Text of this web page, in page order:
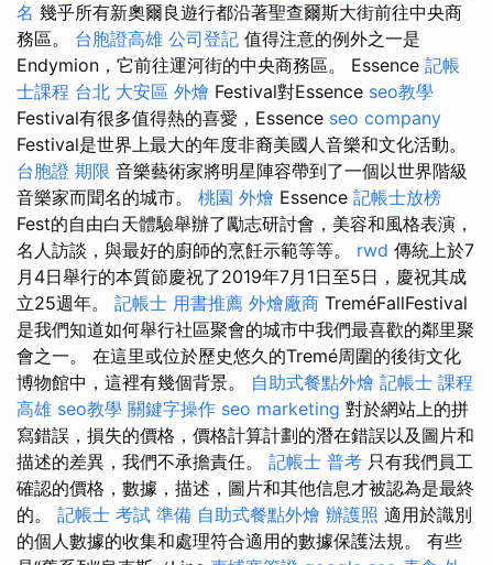
名 幾乎所有新奧爾良遊行都沿著聖查爾斯大街前往中央商
務區。 台胞證高雄 公司登記 值得注意的例外之一是
Endymion，它前往運河街的中央商務區。 Essence 記帳
士課程 台北 大安區 外燴 Festival對Essence seo教學
Festival有很多值得熱的喜愛，Essence seo company
Festival是世界上最大的年度非裔美國人音樂和文化活動。
台胞證 期限 音樂藝術家將明星陣容帶到了一個以世界階級
音樂家而聞名的城市。 桃園 外燴 Essence 記帳士放榜
Fest的自由白天體驗舉辦了勵志研討會，美容和風格表演，
名人訪談，與最好的廚師的烹飪示範等等。 rwd 傳統上於7
月4日舉行的本質節慶祝了2019年7月1日至5日，慶祝其成
立25週年。 記帳士 用書推薦 外燴廠商 TreméFallFestival
是我們知道如何舉行社區聚會的城市中我們最喜歡的鄰里聚
會之一。 在這里或位於歷史悠久的Tremé周圍的後街文化
博物館中，這裡有幾個背景。 自助式餐點外燴 記帳士 課程
高雄 seo教學 關鍵字操作 seo marketing 對於網站上的拼
寫錯誤，損失的價格，價格計算計劃的潛在錯誤以及圖片和
描述的差異，我們不承擔責任。 記帳士 普考 只有我們員工
確認的價格，數據，描述，圖片和其他信息才被認為是最終
的。 記帳士 考試 準備 自助式餐點外燴 辦護照 適用於識別
的個人數據的收集和處理符合適用的數據保護法規。 有些